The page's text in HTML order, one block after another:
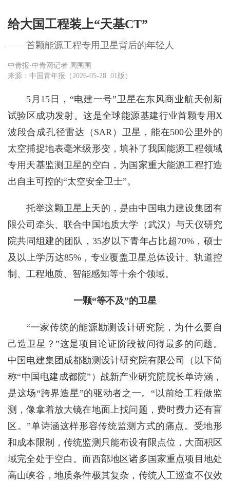
给大国工程装上“天基CT”
——首颗能源工程专用卫星背后的年轻人
中青报·中青网记者 周围围
来源：中国青年报（2026-05-28 01版）
5月15日，“电建一号”卫星在东风商业航天创新
试验区成功发射。这是全球能源基建行业首颗专用X
波段合成孔径雷达（SAR）卫星，能在500公里外的
太空捕捉地表毫米级形变，填补了我国能源工程领域
专用天基监测卫星的空白，为国家重大能源工程打造
出自主可控的“太空安全卫士”。
托举这颗卫星上天的，是由中国电力建设集团有
限公司牵头、联合中国地质大学（武汉）与天仪研究
院共同组建的团队，35岁以下青年占比超70%，硕士
及以上学历达85%，专业覆盖卫星总体设计、轨道控
制、工程地质、智能感知等十余个领域。
一颗“等不及”的卫星
“一家传统的能源勘测设计研究院，为什么要自
己造卫星？”这是项目论证阶段被问得最多的问题。
中国电建集团成都勘测设计研究院有限公司（以下简
称“中国电建成都院”）战新产业研究院院长单诗涵，
是这场“跨界造星”的驱动者之一。“以前给工程做监
测，像拿着放大镜在地面上找问题，费时费力还有盲
区。”单诗涵这样形容传统监测方式的痛点。受地形
和成本限制，传统监测只能布设有限点位，大面积区
域完全处于空白。而西部地区诸多国家重点项目地处
高山峡谷，地质条件极其复杂，传统人工巡查不仅效